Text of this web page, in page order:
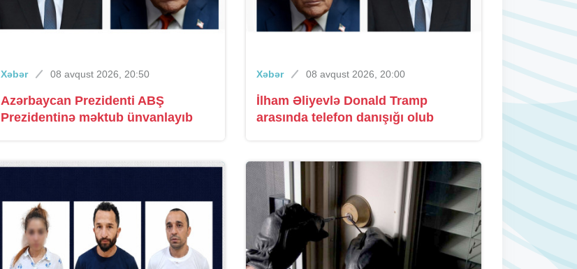
daş kömür göndərildi
Türkiyə Super Liqasına gəldiyim
üçün sevincliyəm – Nəriman
Axundzadə
Xəbər 08 avqust 2026, 10:42
"Zirə"dəki mühit yaxşı deyildi - Leroy
Mikels
Xəbər 08 avqust 2026, 20:50
Azərbaycan Prezidenti ABŞ
Prezidentinə məktub ünvanlayıb
Xəbər 08 avqust 2026, 20:00
İlham Əliyevlə Donald Tramp
arasında telefon danışığı olub